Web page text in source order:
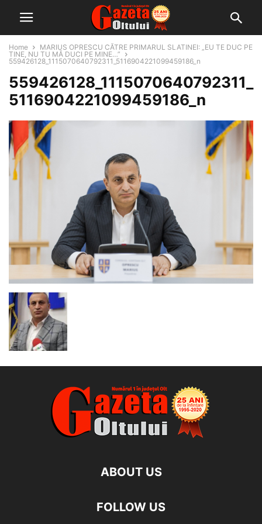
Home
MARIUS OPRESCU CĂTRE PRIMARUL SLATINEI: „EU TE DUC PE
TINE, NU TU MĂ DUCI PE MINE…”
559426128_1115070640792311_5116904221099459186_n
559426128_1115070640792311_
5116904221099459186_n
ABOUT US
FOLLOW US